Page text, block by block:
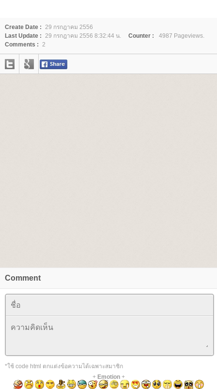
Create Date :
29 กรกฎาคม 2556
Last Update :
29 กรกฎาคม 2556 8:32:44 น. Counter :
4987 Pageviews.
Comments :
2
Comment
*ใช้ code html ตกแต่งข้อความได้เฉพาะสมาชิก
+ Emotion+